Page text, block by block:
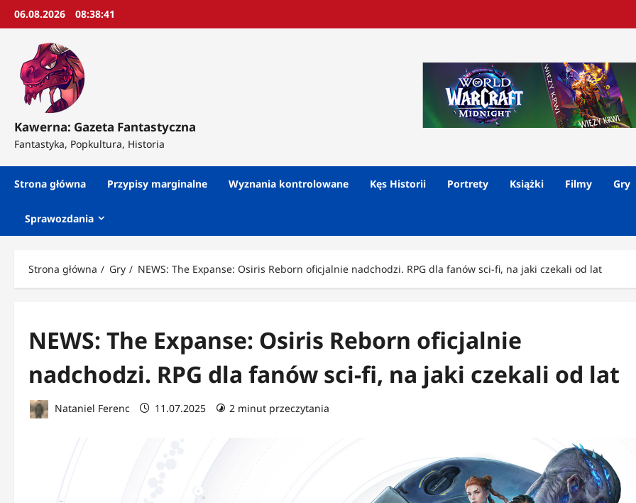
Przejdź
06.08.2026 08:38:43
Kawerna: Gazeta Fantastyczna
Fantastyka, Popkultura, Historia
Strona główna Przypisy marginalne Wyznania kontrolowane Kęs Historii Portrety Książki Filmy Gry
Sprawozdania
Strona główna Gry NEWS: The Expanse: Osiris Reborn oficjalnie nadchodzi. RPG dla fanów sci-fi, na jaki czekali od lat
NEWS: The Expanse: Osiris Reborn oficjalnie
nadchodzi. RPG dla fanów sci-fi, na jaki czekali od lat
Nataniel Ferenc 11.07.2025 2 minut przeczytania